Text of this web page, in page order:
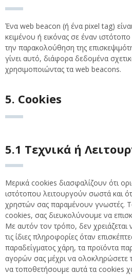
Ένα web beacon (ή ένα pixel tag)
κειμένου ή εικόνας σε έναν
την παρακολούθηση της
γίνει αυτό, διάφορα δεδομένα
χρησιμοποιώντας τα web beacons.
5. Cookies
5.1 Τεχνικά ή
Μερικά cookies διασφαλίζουν ότι
ιστότοπου λειτουργούν σωστά και
χρηστών σας παραμένουν γνωστές.
cookies, σας διευκολύνουμε να
Με αυτόν τον τρόπο, δεν χρειάζεται
τις ίδιες πληροφορίες όταν
παραδείγματος χάρη, τα προϊόντα
αγορών σας μέχρι να
να τοποθετήσουμε αυτά τα cookies